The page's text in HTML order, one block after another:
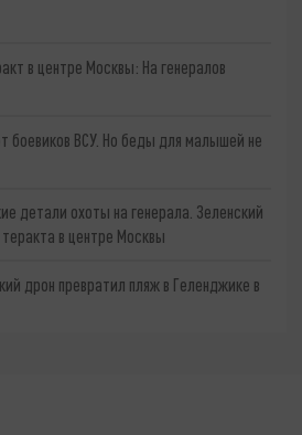
в центре Москвы: На генералов
боевиков ВСУ. Но беды для малышей не
детали охоты на генерала. Зеленский
в центре Москвы
дрон превратил пляж в Геленджике в